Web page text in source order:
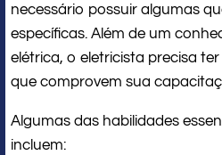
necessário possuir algumas
específicas. Além de um
elétrica, o eletricista precisa
que comprovem sua
Algumas das habilidades
incluem: